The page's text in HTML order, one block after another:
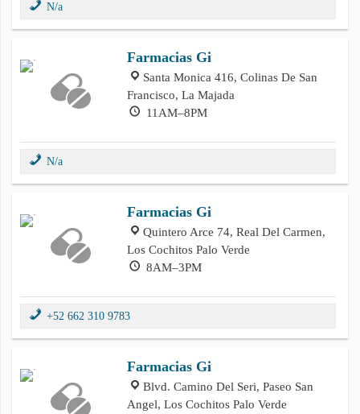
N/a
Farmacias Gi
Santa Monica 416, Colinas De San
Francisco, La Majada
11AM–8PM
N/a
Farmacias Gi
Quintero Arce 74, Real Del Carmen,
Los Cochitos Palo Verde
8AM–3PM
+52 662 310 9783
Farmacias Gi
Blvd. Camino Del Seri, Paseo San
Angel, Los Cochitos Palo Verde